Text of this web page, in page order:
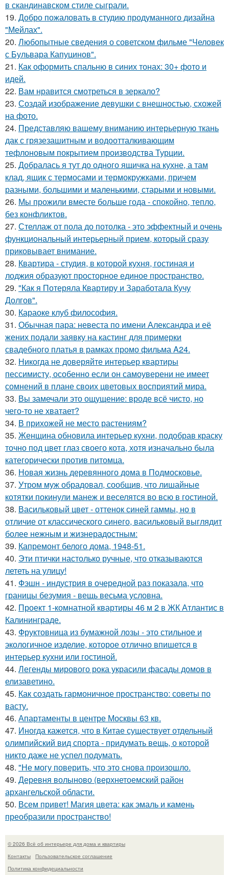
в скандинавском стиле сыграли.
19. Добро пожаловать в студию продуманного дизайна
"Мейлах".
20. Любопытные сведения о советском фильме "Человек
с Бульвара Капуцинов".
21. Как оформить спальню в синих тонах: 30+ фото и
идей.
22. Вам нравится смотреться в зеркало?
23. Создай изображение девушки с внешностью, схожей
на фото.
24. Представляю вашему вниманию интерьерную ткань
дак с грязезашитным и водоотталкивающим
тефлоновым покрытием производства Турции.
25. Добралась я тут до одного ящичка на кухне, а там
клад, ящик с термосами и термокружками, причем
разными, большими и маленькими, старыми и новыми.
26. Мы прожили вместе больше года - спокойно, тепло,
без конфликтов.
27. Стеллаж от пола до потолка - это эффектный и очень
функциональный интерьерный прием, который сразу
приковывает внимание.
28. Квартира - студия, в которой кухня, гостиная и
лоджия образуют просторное единое пространство.
29. "Как я Потеряла Квартиру и Заработала Кучу
Долгов".
30. Караоке клуб философия.
31. Обычная пара: невеста по имени Александра и её
жених подали заявку на кастинг для примерки
свадебного платья в рамках промо фильма A24.
32. Никогда не доверяйте интерьер квартиры
пессимисту, особенно если он самоуверени не имеет
сомнений в плане своих цветовых восприятий мира.
33. Вы замечали это ощущение: вроде всё чисто, но
чего-то не хватает?
34. В прихожей не место растениям?
35. Женщина обновила интерьер кухни, подобрав краску
точно под цвет глаз своего кота, хотя изначально была
категорически против питомца.
36. Новая жизнь деревянного дома в Подмосковье.
37. Утром муж обрадовал, сообщив, что лишайные
котятки покинули манеж и веселятся во всю в гостиной.
38. Васильковый цвет - оттенок синей гаммы, но в
отличие от классического синего, васильковый выглядит
более нежным и жизнерадостным:
39. Капремонт белого дома, 1948-51.
40. Эти птички настолько ручные, что отказываются
лететь на улицу!
41. Фэшн - индустрия в очередной раз показала, что
границы безумия - вещь весьма условна.
42. Проект 1-комнатной квартиры 46 м 2 в ЖК Атлантис в
Калининграде.
43. Фруктовница из бумажной лозы - это стильное и
экологичное изделие, которое отлично впишется в
интерьер кухни или гостиной.
44. Легенды мирового рока украсили фасады домов в
елизаветино.
45. Как создать гармоничное пространство: советы по
васту.
46. Апартаменты в центре Москвы 63 кв.
47. Иногда кажется, что в Китае существует отдельный
олимпийский вид спорта - придумать вещь, о которой
никто даже не успел подумать.
48. "Не могу поверить, что это снова произошло.
49. Деревня волыново (верхнетоемский район
архангельской области.
50. Всем привет! Магия цвета: как эмаль и камень
преобразили пространство!
© 2026 Всё об интерьере для дома и квартиры
Контакты
Пользовательское соглашение
Политика конфидециальности